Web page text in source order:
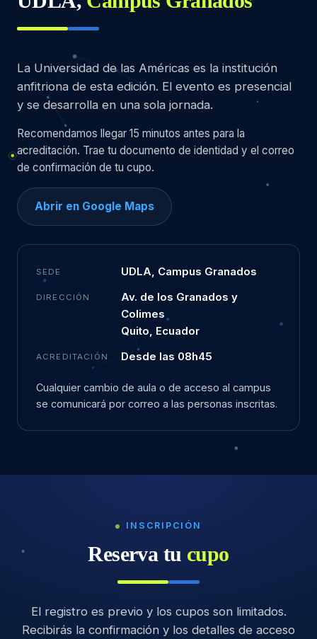
La Universidad de las Américas es la institución
anfitriona de esta edición. El evento es presencial
y se desarrolla en una sola jornada.
Recomendamos llegar 15 minutos antes para la
acreditación. Trae tu documento de identidad y el correo
de confirmación de tu cupo.
Abrir en Google Maps
SEDE UDLA, Campus Granados
DIRECCIÓN
Av. de los Granados y
Colimes
Quito, Ecuador
ACREDITACIÓN Desde las 08h45
Cualquier cambio de aula o de acceso al campus
se comunicará por correo a las personas inscritas.
INSCRIPCIÓN
Reserva tu cupo
El registro es previo y los cupos son limitados.
Recibirás la confirmación y los detalles de acceso